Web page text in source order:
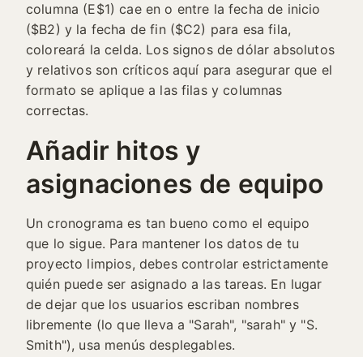
columna (E$1) cae en o entre la fecha de inicio
($B2) y la fecha de fin ($C2) para esa fila,
coloreará la celda. Los signos de dólar absolutos
y relativos son críticos aquí para asegurar que el
formato se aplique a las filas y columnas
correctas.
Añadir hitos y
asignaciones de equipo
Un cronograma es tan bueno como el equipo
que lo sigue. Para mantener los datos de tu
proyecto limpios, debes controlar estrictamente
quién puede ser asignado a las tareas. En lugar
de dejar que los usuarios escriban nombres
libremente (lo que lleva a "Sarah", "sarah" y "S.
Smith"), usa menús desplegables.